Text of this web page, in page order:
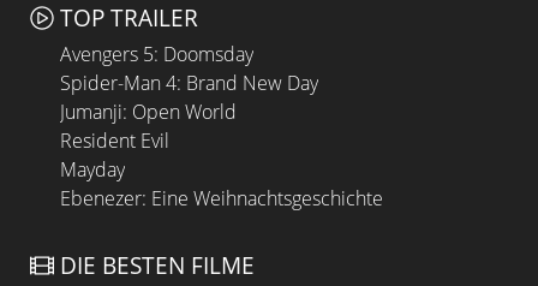
TOP TRAILER
Avengers 5: Doomsday
Spider-Man 4: Brand New Day
Jumanji: Open World
Resident Evil
Mayday
Ebenezer: Eine Weihnachtsgeschichte
DIE BESTEN FILME